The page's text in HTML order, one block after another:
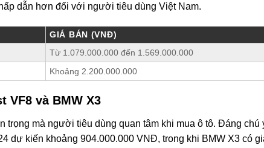
dẫn hơn đối với người tiêu dùng Việt Nam.
GIÁ BÁN (VNĐ)
Từ 1.079.000.000 đến 1.569.000.000
Khoảng 2.200.000.000
VF8 và BMW X3
trọng mà người tiêu dùng quan tâm khi mua ô tô. Đáng chú
dự kiến khoảng 904.000.000 VNĐ, trong khi BMW X3 có